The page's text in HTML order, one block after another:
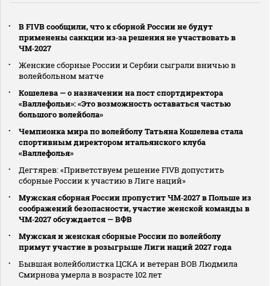
В FIVB сообщили, что к сборной России не будут
применены санкции из‑за решения не участвовать в
ЧМ‑2027
Женские сборные России и Сербии сыграли вничью в
волейбольном матче
Кошелева — о назначении на пост спортдиректора
«Валлефольи»: «Это возможность оставаться частью
большого волейбола»
Чемпионка мира по волейболу Татьяна Кошелева стала
спортивным директором итальянского клуба
«Валлефолья»
Дегтярев: «Приветствуем решение FIVB допустить
сборные России к участию в Лиге наций»
Мужская сборная России пропустит ЧМ‑2027 в Польше из
соображений безопасности, участие женской команды в
ЧМ‑2027 обсуждается — ВФВ
Мужская и женская сборные России по волейболу
примут участие в розыгрыше Лиги наций 2027 года
Бывшая волейболистка ЦСКА и ветеран ВОВ Людмила
Смирнова умерла в возрасте 102 лет